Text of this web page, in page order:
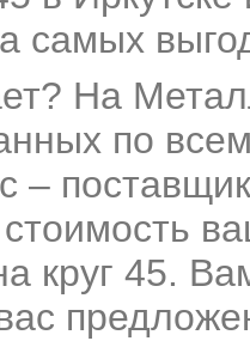
самых
На
по
–
круг 45.